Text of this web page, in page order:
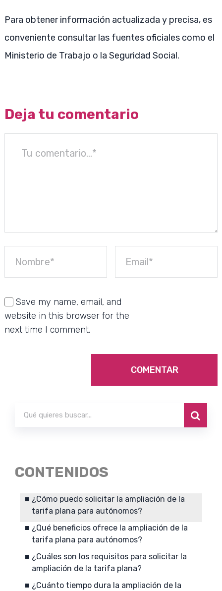
Para obtener información actualizada y precisa, es
conveniente consultar las fuentes oficiales como el
Ministerio de Trabajo o la Seguridad Social.
Deja tu comentario
Save my name, email, and
website in this browser for the
next time I comment.
CONTENIDOS
¿Cómo puedo solicitar la ampliación de la
tarifa plana para autónomos?
¿Qué beneficios ofrece la ampliación de la
tarifa plana para autónomos?
¿Cuáles son los requisitos para solicitar la
ampliación de la tarifa plana?
¿Cuánto tiempo dura la ampliación de la